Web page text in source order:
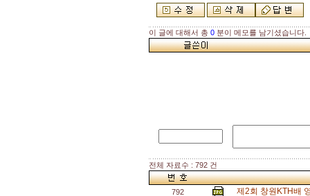
이 글에 대해서 총 0 분이 메모를 남기셨습니다.
전체 자료수 : 792 건
792 제2회 창원KTH배